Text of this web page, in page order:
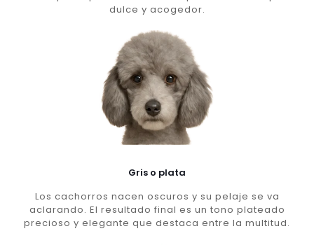
dulce y acogedor.
Gris o plata
Los cachorros nacen oscuros y su pelaje se va
aclarando. El resultado final es un tono plateado
precioso y elegante que destaca entre la multitud.